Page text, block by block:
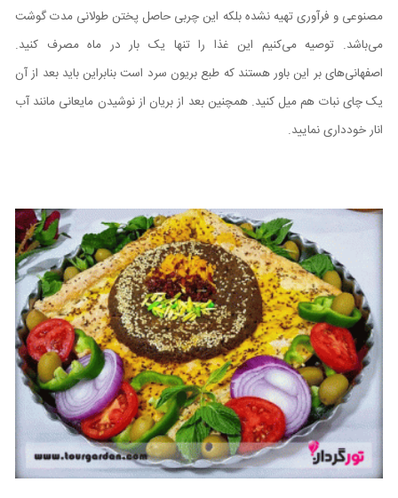
مصنوعی و فرآوری تهیه نشده بلکه این چربی حاصل پختن طولانی مدت گوشت
می‌باشد. توصیه می‌کنیم این غذا را تنها یک بار در ماه مصرف کنید.
اصفهانی‌های بر این باور هستند که طبع بریون سرد است بنابراین باید بعد از آن
یک چای نبات هم میل کنید. همچنین بعد از بریان از نوشیدن مایعانی مانند آب
انار خودداری نمایید.